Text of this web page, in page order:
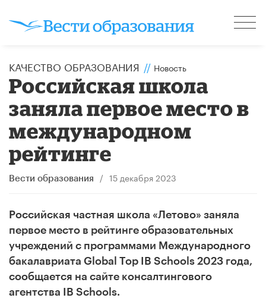
КАЧЕСТВО ОБРАЗОВАНИЯ // Новость
Российская школа
заняла первое место в
международном
рейтинге
Вести образования / 15 декабря 2023
Российская частная школа «Летово» заняла
первое место в рейтинге образовательных
учреждений с программами Международного
бакалавриата Global Top IB Schools 2023 года,
сообщается на сайте консалтингового
агентства IB Schools.